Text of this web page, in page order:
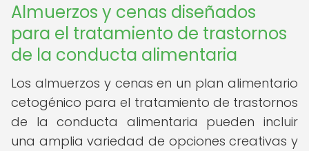
Almuerzos y cenas diseñados
para el tratamiento de trastornos
de la conducta alimentaria
Los almuerzos y cenas en un plan alimentario
cetogénico para el tratamiento de trastornos
de la conducta alimentaria pueden incluir
una amplia variedad de opciones creativas y